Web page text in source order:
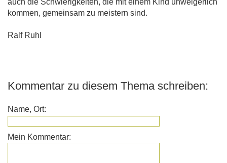
auch die Schwierigkeiten, die mit einem Kind unweigerlich
kommen, gemeinsam zu meistern sind.
Ralf Ruhl
Kommentar zu diesem Thema schreiben:
Name, Ort:
Mein Kommentar: